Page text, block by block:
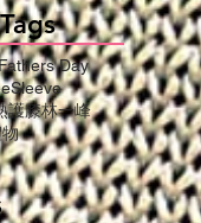
Day
護膝林一峰